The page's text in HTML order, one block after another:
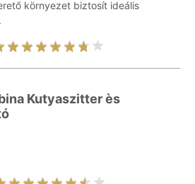
környezet biztosít ideális
Kutyaszitter ès